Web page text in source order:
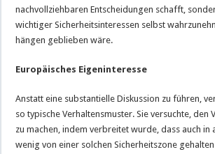
nachvollziehbaren Entscheidungen schafft,
wichtiger Sicherheitsinteressen selbst
hängen geblieben wäre.
Europäisches Eigeninteresse
Anstatt eine substantielle Diskussion zu führen,
so typische Verhaltensmuster. Sie versuchte, den
zu machen, indem verbreitet wurde, dass auch in
wenig von einer solchen Sicherheitszone